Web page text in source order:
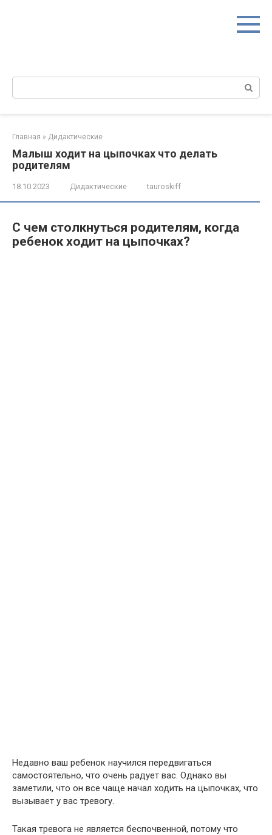
Поиск:
Главная » Дидактические
Малыш ходит на цыпочках что делать
родителям
18.10.2023 Дидактические tauroskiff
С чем столкнуться родителям, когда
ребенок ходит на цыпочках?
Недавно ваш ребенок научился передвигаться
самостоятельно, что очень радует вас. Однако вы
заметили, что он все чаще начал ходить на цыпочках, что
вызывает у вас тревогу.
Такая тревога не является беспочвенной, потому что